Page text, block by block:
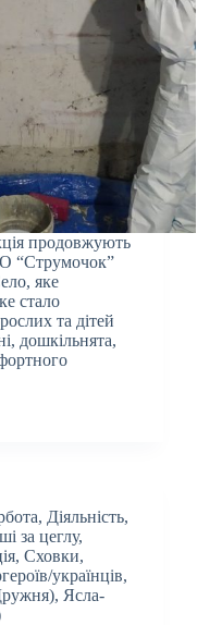
продовжують
“Струмочок”
яке
стало
та дітей
дошкільнята,
, Діяльність,
за цеглу,
, Сховки,
українців,
, Ясла-